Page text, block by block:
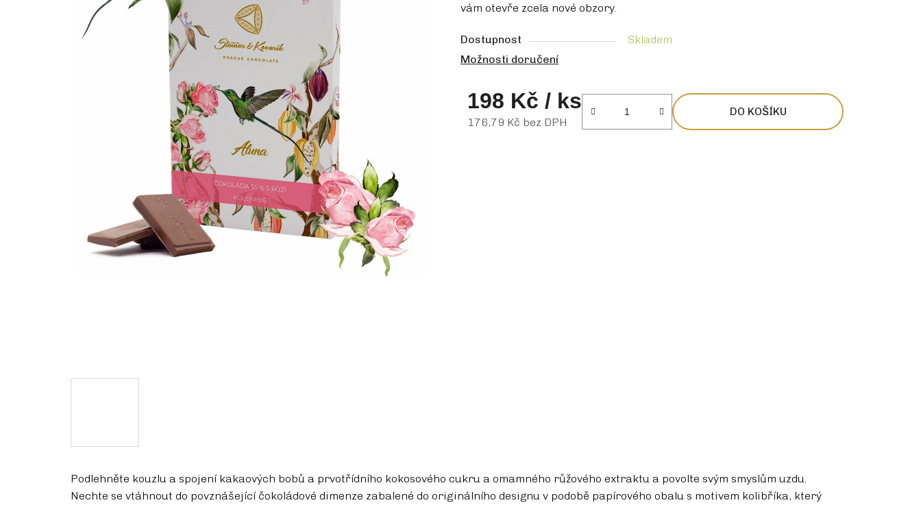
vám otevře zcela nové obzory.
Dostupnost
Skladem
Možnosti doručení
198 Kč / ks
176,79 Kč bez DPH
DO KOŠÍKU
Podlehněte kouzlu a spojení kakaových bobů a prvotřídního kokosového cukru a omamného růžového extraktu a povolte svým smyslům uzdu.
Nechte se vtáhnout do povznášející čokoládové dimenze zabalené do originálního designu v podobě papírového obalu s motivem kolibříka, který